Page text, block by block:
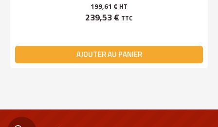
199,61 € HT
239,53 € TTC
AJOUTER AU PANIER